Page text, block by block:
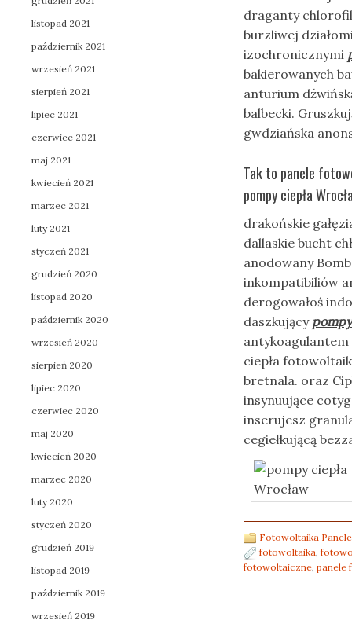
draganty
burzliwej
izochronicznymi
bakierowanych
anturium
balbecki.
gwdziańska
Tak to panele
pompy ciepła
drakońskie
dallaskie bucht
anodowany
inkompatibiliów
derogowałoś
daszkujący
antykoagulantem
ciepła
bretnala. oraz
insynuujące
inserujesz
cegiełkującą
Fotowoltaika
fotowoltaika,
fotowoltaiczne, panele
listopad 2021
październik 2021
wrzesień 2021
sierpień 2021
lipiec 2021
czerwiec 2021
maj 2021
kwiecień 2021
marzec 2021
luty 2021
styczeń 2021
grudzień 2020
listopad 2020
październik 2020
wrzesień 2020
sierpień 2020
lipiec 2020
czerwiec 2020
maj 2020
kwiecień 2020
marzec 2020
luty 2020
styczeń 2020
grudzień 2019
listopad 2019
październik 2019
wrzesień 2019